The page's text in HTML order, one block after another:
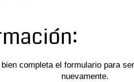
completa el formulario para
nuevamente.